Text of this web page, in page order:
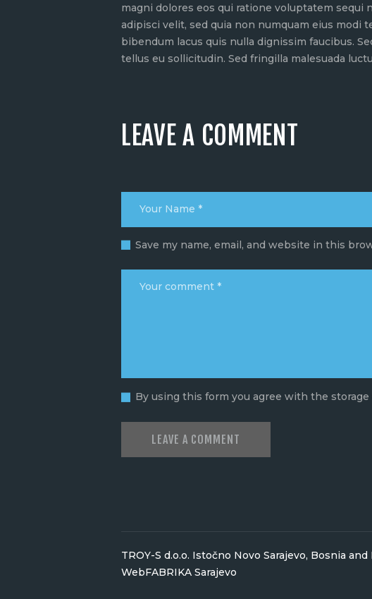
magni dolores eos qui ratione voluptatem sequi
adipisci velit, sed quia non numquam eius modi
bibendum lacus quis nulla dignissim faucibus.
tellus eu sollicitudin. Sed fringilla malesuada
LEAVE A COMMENT
Save my name, email, and website in this
By using this form you agree with the
TROY-S d.o.o. Istočno Novo Sarajevo, Bosnia
WebFABRIKA Sarajevo